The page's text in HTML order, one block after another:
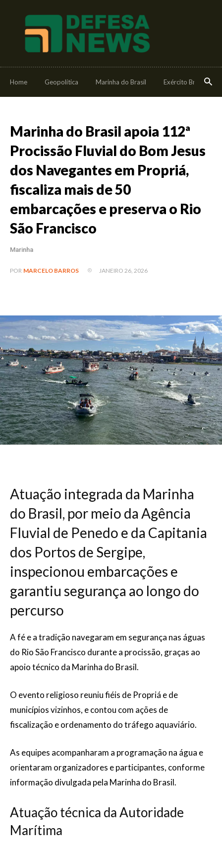
Home Geopolítica Marinha do Brasil Exército Brasileiro
Marinha do Brasil apoia 112ª
Procissão Fluvial do Bom Jesus
dos Navegantes em Propriá,
fiscaliza mais de 50
embarcações e preserva o Rio
São Francisco
Marinha
POR MARCELO BARROS JANEIRO 26, 2026
Atuação integrada da Marinha
do Brasil, por meio da Agência
Fluvial de Penedo e da Capitania
dos Portos de Sergipe,
inspecionou embarcações e
garantiu segurança ao longo do
percurso
A fé e a tradição navegaram em segurança nas águas
do Rio São Francisco durante a procissão, graças ao
apoio técnico da Marinha do Brasil.
O evento religioso reuniu fiéis de Propriá e de
municípios vizinhos, e contou com ações de
fiscalização e ordenamento do tráfego aquaviário.
As equipes acompanharam a programação na água e
orientaram organizadores e participantes, conforme
informação divulgada pela Marinha do Brasil.
Atuação técnica da Autoridade
Marítima